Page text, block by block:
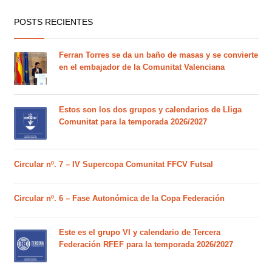
POSTS RECIENTES
Ferran Torres se da un baño de masas y se convierte
en el embajador de la Comunitat Valenciana
Estos son los dos grupos y calendarios de Lliga
Comunitat para la temporada 2026/2027
Circular nº. 7 – IV Supercopa Comunitat FFCV Futsal
Circular nº. 6 – Fase Autonómica de la Copa Federación
Este es el grupo VI y calendario de Tercera
Federación RFEF para la temporada 2026/2027